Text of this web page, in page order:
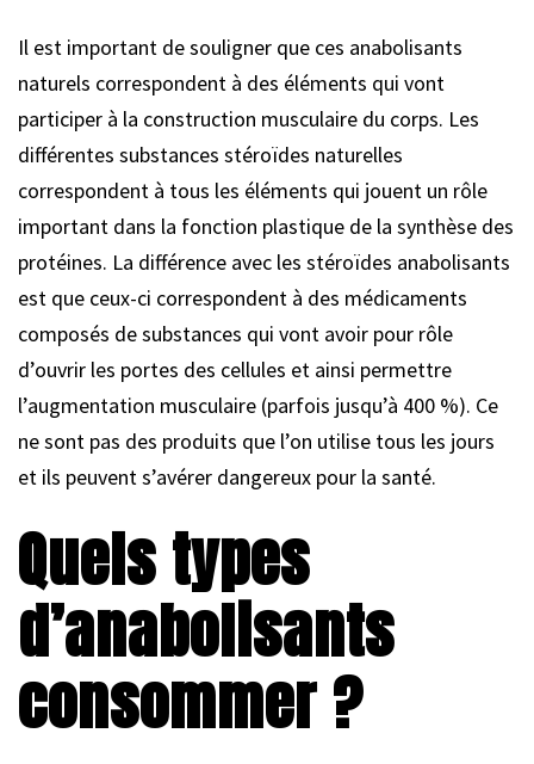
Il est important de souligner que ces anabolisants
naturels correspondent à des éléments qui vont
participer à la construction musculaire du corps. Les
différentes substances stéroïdes naturelles
correspondent à tous les éléments qui jouent un rôle
important dans la fonction plastique de la synthèse des
protéines. La différence avec les stéroïdes anabolisants
est que ceux-ci correspondent à des médicaments
composés de substances qui vont avoir pour rôle
d’ouvrir les portes des cellules et ainsi permettre
l’augmentation musculaire (parfois jusqu’à 400 %). Ce
ne sont pas des produits que l’on utilise tous les jours
et ils peuvent s’avérer dangereux pour la santé.
Quels types
d’anabolisants
consommer ?